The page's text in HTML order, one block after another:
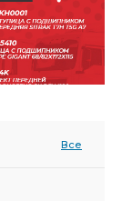
Все